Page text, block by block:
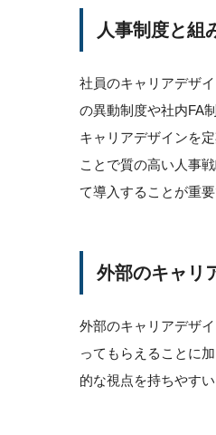
人事制度と組
社員のキャリアデザ
の異動制度や社内FA
キャリアデザインを
ことで質の高い人事
て導入することが重要
外部のキャリ
外部のキャリアデザ
ってもらえることに
的な視点を持ちやす